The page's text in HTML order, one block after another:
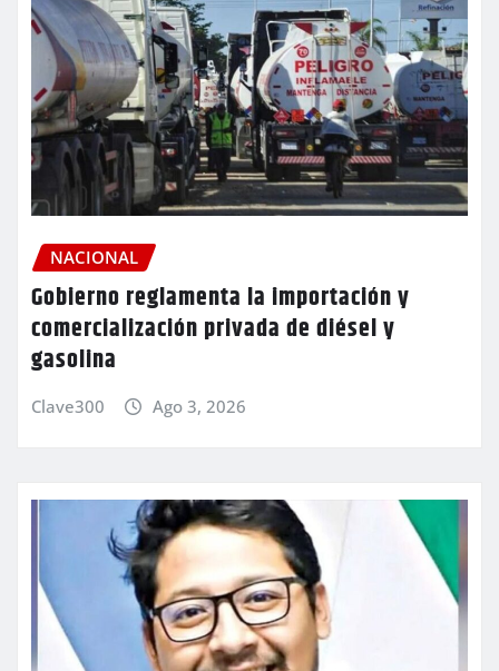
NACIONAL
Gobierno reglamenta la importación y
comercialización privada de diésel y
gasolina
Clave300 Ago 3, 2026